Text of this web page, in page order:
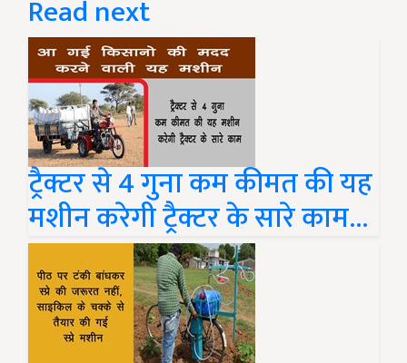
Read next
ट्रैक्टर से 4 गुना कम कीमत की यह
मशीन करेगी ट्रैक्टर के सारे काम...